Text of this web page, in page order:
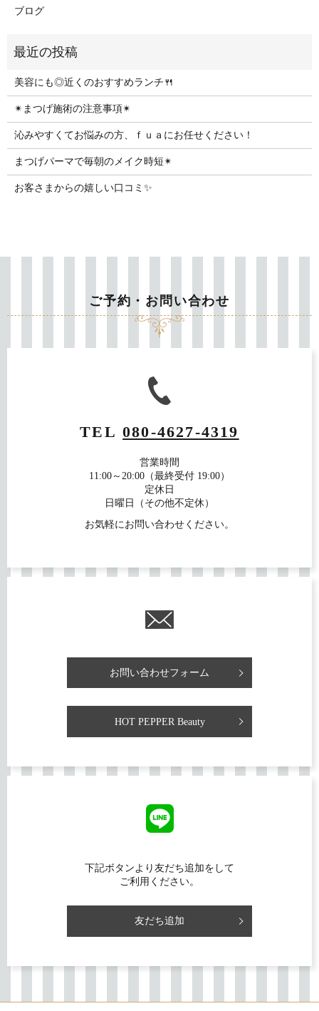
ブログ
美容にも◎近くのおすすめランチ🍴
✴︎まつげ施術の注意事項✴︎
沁みやすくてお悩みの方、ｆｕａにお任せください！
まつげパーマで毎朝のメイク時短✴︎
お客さまからの嬉しい口コミ✨
ご予約・お問い合わせ
TEL080-4627-4319
営業時間
11:00～20:00（最終受付 19:00）
定休日
日曜日（その他不定休）
お気軽にお問い合わせください。
お問い合わせフォーム
HOT PEPPER Beauty
下記ボタンより友だち追加をして
ご利用ください。
友だち追加